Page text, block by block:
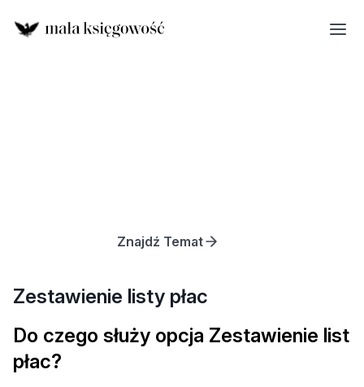
Znajdź Temat
Zestawienie listy płac
Do czego służy opcja Zestawienie list
płac?